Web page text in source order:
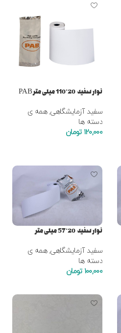
نوار سفید 20*110 میلی متر PAB
سفید آزمایشگاهی,همه ی
دسته ها
120,000 تومان
نوار سفید 20*57 میلی متر
سفید آزمایشگاهی,همه ی
دسته ها
100,000 تومان